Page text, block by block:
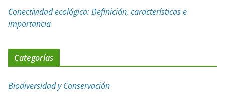
Conectividad ecológica: Definición, características e
importancia
Categorías
Biodiversidad y Conservación